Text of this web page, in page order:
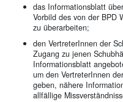
das Informationsblatt
Vorbild des von der BPD
zu überarbeiten;
den VertreterInnen der
Zugang zu jenen
Informationsblatt
um den VertreterInnen
geben, nähere
allfällige